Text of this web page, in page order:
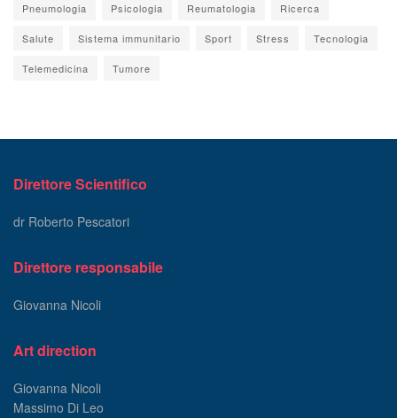
Pneumologia Psicologia Reumatologia Ricerca
Salute Sistema immunitario Sport Stress Tecnologia
Telemedicina Tumore
Direttore Scientifico
dr Roberto Pescatori
Direttore responsabile
Giovanna Nicoli
Art direction
Giovanna Nicoli
Massimo Di Leo